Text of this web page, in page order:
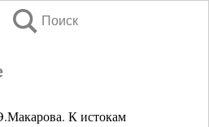
Поиск
К истокам